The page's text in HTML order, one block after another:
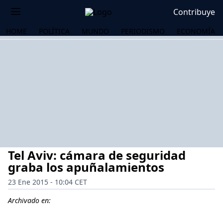
Contribuye
HOME POLÍTICA MUNDO PERIODISMO ECONOMÍA
Tel Aviv: cámara de seguridad
graba los apuñalamientos
23 Ene 2015 - 10:04 CET
Archivado en: